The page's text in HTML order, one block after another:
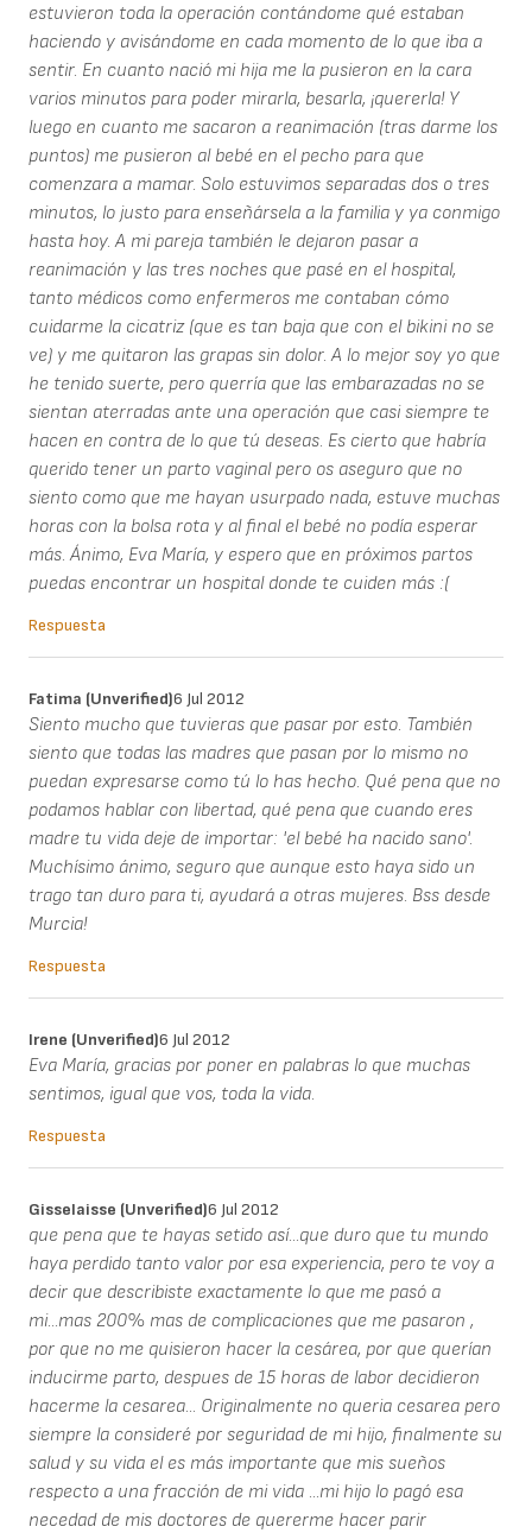
estuvieron toda la operación contándome qué estaban
haciendo y avisándome en cada momento de lo que iba a
sentir. En cuanto nació mi hija me la pusieron en la cara
varios minutos para poder mirarla, besarla, ¡quererla! Y
luego en cuanto me sacaron a reanimación (tras darme los
puntos) me pusieron al bebé en el pecho para que
comenzara a mamar. Solo estuvimos separadas dos o tres
minutos, lo justo para enseñársela a la familia y ya conmigo
hasta hoy. A mi pareja también le dejaron pasar a
reanimación y las tres noches que pasé en el hospital,
tanto médicos como enfermeros me contaban cómo
cuidarme la cicatriz (que es tan baja que con el bikini no se
ve) y me quitaron las grapas sin dolor. A lo mejor soy yo que
he tenido suerte, pero querría que las embarazadas no se
sientan aterradas ante una operación que casi siempre te
hacen en contra de lo que tú deseas. Es cierto que habría
querido tener un parto vaginal pero os aseguro que no
siento como que me hayan usurpado nada, estuve muchas
horas con la bolsa rota y al final el bebé no podía esperar
más. Ánimo, Eva María, y espero que en próximos partos
puedas encontrar un hospital donde te cuiden más :(
Respuesta
Fatima (unverified)6 Jul 2012
Siento mucho que tuvieras que pasar por esto. También
siento que todas las madres que pasan por lo mismo no
puedan expresarse como tú lo has hecho. Qué pena que no
podamos hablar con libertad, qué pena que cuando eres
madre tu vida deje de importar: 'el bebé ha nacido sano'.
Muchísimo ánimo, seguro que aunque esto haya sido un
trago tan duro para ti, ayudará a otras mujeres. Bss desde
Murcia!
Respuesta
Irene (unverified)6 Jul 2012
Eva María, gracias por poner en palabras lo que muchas
sentimos, igual que vos, toda la vida.
Respuesta
Gisselaisse (unverified)6 Jul 2012
que pena que te hayas setido así...que duro que tu mundo
haya perdido tanto valor por esa experiencia, pero te voy a
decir que describiste exactamente lo que me pasó a
mi...mas 200% mas de complicaciones que me pasaron ,
por que no me quisieron hacer la cesárea, por que querían
inducirme parto, despues de 15 horas de labor decidieron
hacerme la cesarea... Originalmente no queria cesarea pero
siempre la consideré por seguridad de mi hijo, finalmente su
salud y su vida el es más importante que mis sueños
respecto a una fracción de mi vida ...mi hijo lo pagó esa
necedad de mis doctores de quererme hacer parir